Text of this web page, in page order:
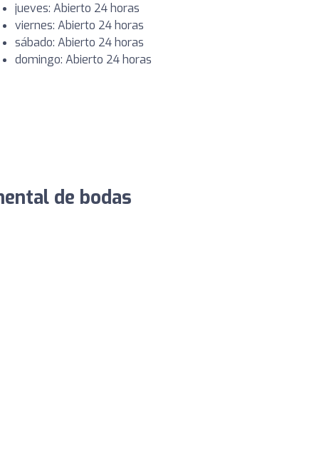
jueves: Abierto 24 horas
viernes: Abierto 24 horas
sábado: Abierto 24 horas
domingo: Abierto 24 horas
de bodas